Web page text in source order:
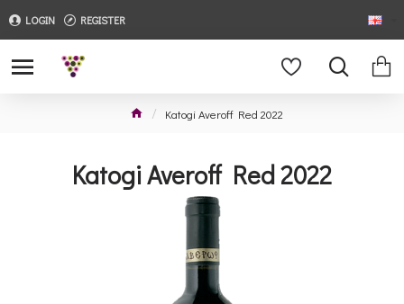
LOGIN REGISTER
Katogi Averoff Red 2022
Katogi Averoff Red 2022